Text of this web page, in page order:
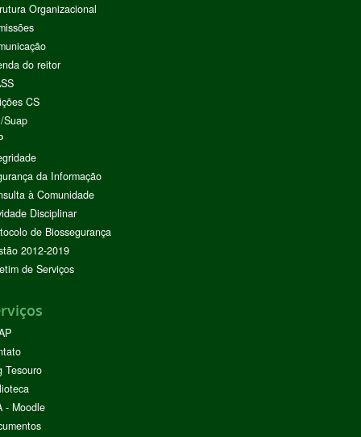
Organizacional
do reitor
CS
Suap
da Informação
à Comunidade
Disciplinar
de Biossegurança
2012-2019
de Serviços
Tesouro
- Moodle